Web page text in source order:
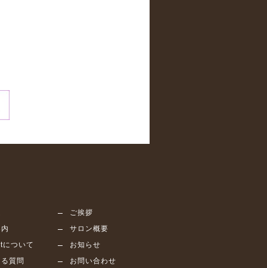
ついて
質問
ご挨拶
サロン概要
お知らせ
お問い合わせ